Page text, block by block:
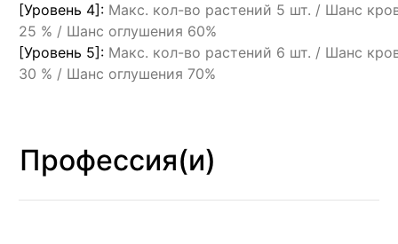
[Уровень 4]: Макс. кол-во растений 5 шт. / Шанс
25 % / Шанс оглушения 60%
[Уровень 5]: Макс. кол-во растений 6 шт. / Шанс
30 % / Шанс оглушения 70%
Профессия(и)